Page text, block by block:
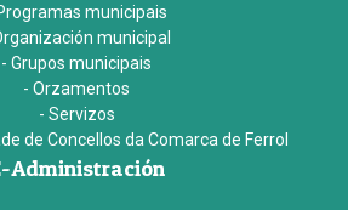
municipais
municipal
- Grupos municipais
- Orzamentos
- Servizos
de Concellos da Comarca de Ferrol
Administración